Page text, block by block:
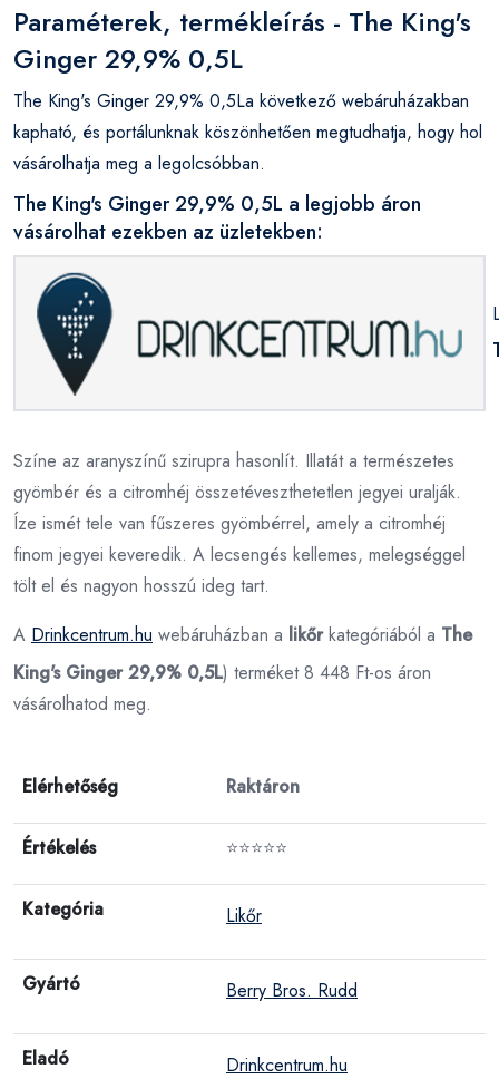
Paraméterek, termékleírás - The King's
Ginger 29,9% 0,5L
The King's Ginger 29,9% 0,5La következő webáruházakban
kapható, és portálunknak köszönhetően megtudhatja, hogy hol
vásárolhatja meg a legolcsóbban.
The King's Ginger 29,9% 0,5L a legjobb áron
vásárolhat ezekben az üzletekben:
Színe az aranyszínű szirupra hasonlít. Illatát a természetes
gyömbér és a citromhéj összetéveszthetetlen jegyei uralják.
Íze ismét tele van fűszeres gyömbérrel, amely a citromhéj
finom jegyei keveredik. A lecsengés kellemes, melegséggel
tölt el és nagyon hosszú ideg tart.
A Drinkcentrum.hu webáruházban a likőrkategóriából a The
King's Ginger 29,9% 0,5L) terméket 8 448 Ft-os áron
vásárolhatod meg.
Elérhetőség Raktáron
Értékelés ⭐⭐⭐⭐⭐
Kategória Likőr
Gyártó Berry Bros. Rudd
Eladó Drinkcentrum.hu